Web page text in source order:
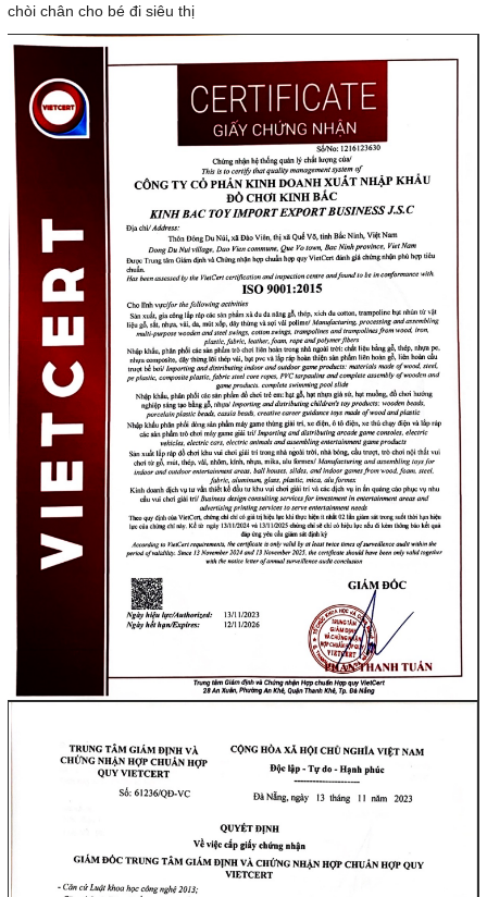
chòi chân cho bé đi siêu thị